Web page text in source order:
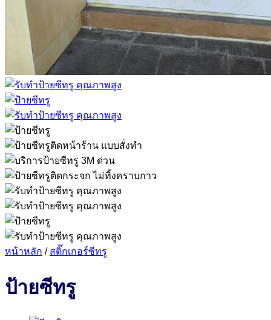
หน้าหลัก / สติ๊กเกอร์ซีทรู
ป้ายซีทรู